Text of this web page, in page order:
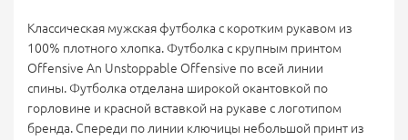
Классическая мужская футболка с коротким рукавом из
100% плотного хлопка. Футболка с крупным принтом
Offensive An Unstoppable Offensive по всей линии
спины. Футболка отделана широкой окантовкой по
горловине и красной вставкой на рукаве с логотипом
бренда. Спереди по линии ключицы небольшой принт из